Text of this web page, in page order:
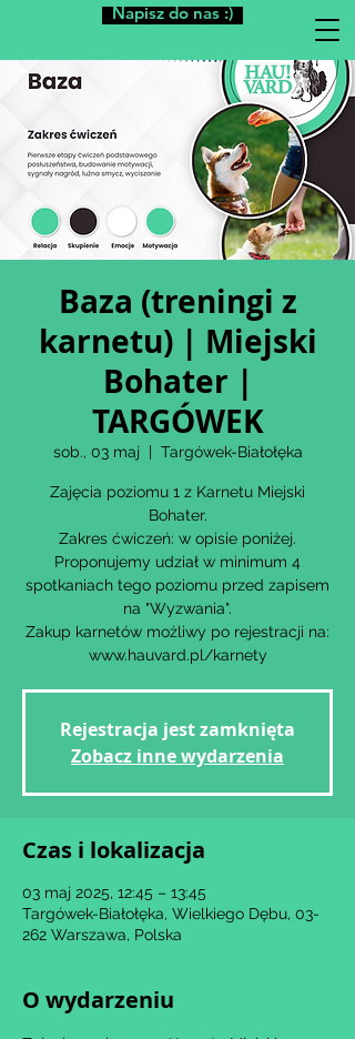
Napisz do nas :)
Baza (treningi z
karnetu) | Miejski
Bohater |
TARGÓWEK
sob., 03 maj
  |
Targówek-Białołęka
Zajęcia poziomu 1 z Karnetu Miejski
Bohater.
Zakres ćwiczeń: w opisie poniżej.
Proponujemy udział w minimum 4
spotkaniach tego poziomu przed zapisem
na "Wyzwania".
Zakup karnetów możliwy po rejestracji na:
www.hauvard.pl/karnety
Rejestracja jest zamknięta
Zobacz inne wydarzenia
Czas i lokalizacja
03 maj 2025, 12:45 – 13:45
Targówek-Białołęka, Wielkiego Dębu, 03-
262 Warszawa, Polska
O wydarzeniu